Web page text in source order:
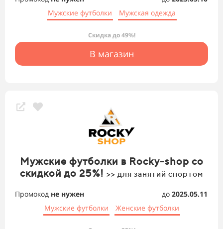
Мужские футболки
Мужская одежда
Скидка до 49%!
В магазин
Мужские футболки в Rocky-shop со
скидкой до 25%! >> для занятий спортом
Промокод не нужен до 2025.05.11
Мужские футболки
Женские футболки